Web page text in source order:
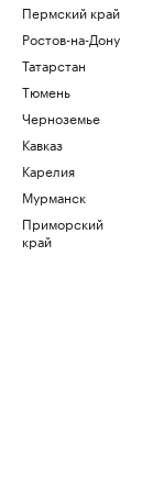
Пермский край
Ростов-на-Дону
Татарстан
Тюмень
Черноземье
Кавказ
Карелия
Мурманск
Приморский
край